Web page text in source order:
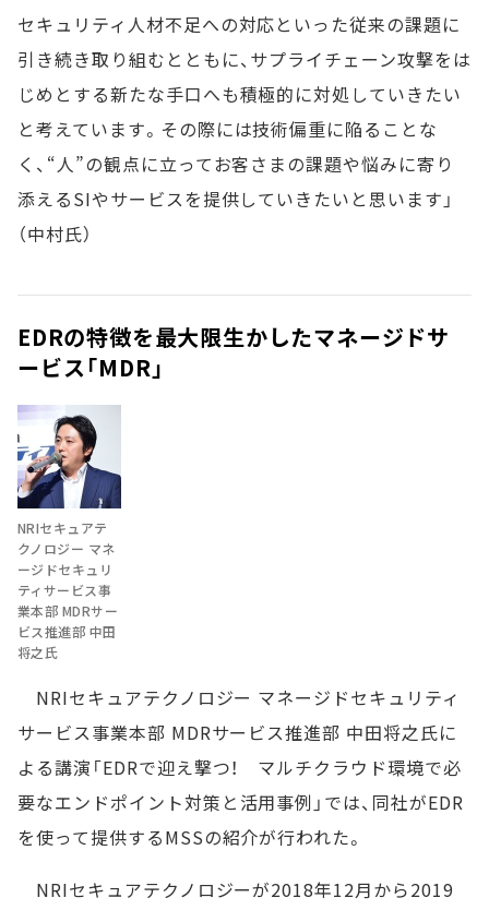
セキュリティ人材不足への対応といった従来の課題に
引き続き取り組むとともに、サプライチェーン攻撃をは
じめとする新たな手口へも積極的に対処していきたい
と考えています。その際には技術偏重に陥ることな
く、“人”の観点に立ってお客さまの課題や悩みに寄り
添えるSIやサービスを提供していきたいと思います」
（中村氏）
EDRの特徴を最大限生かしたマネージドサ
ービス「MDR」
NRIセキュアテ
クノロジー マネ
ージドセキュリ
ティサービス事
業本部 MDRサー
ビス推進部 中田
将之氏
NRIセキュアテクノロジー マネージドセキュリティ
サービス事業本部 MDRサービス推進部 中田将之氏に
よる講演「EDRで迎え撃つ！ マルチクラウド環境で必
要なエンドポイント対策と活用事例」では、同社がEDR
を使って提供するMSSの紹介が行われた。
NRIセキュアテクノロジーが2018年12月から2019